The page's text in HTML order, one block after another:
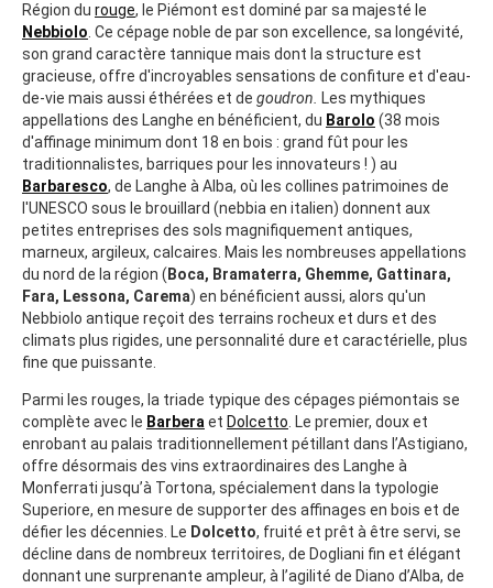
Région du rouge, le Piémont est dominé par sa majesté le
Nebbiolo. Ce cépage noble de par son excellence, sa longévité,
son grand caractère tannique mais dont la structure est
gracieuse, offre d'incroyables sensations de confiture et d'eau-
de-vie mais aussi éthérées et de goudron. Les mythiques
appellations des Langhe en bénéficient, du Barolo (38 mois
d'affinage minimum dont 18 en bois : grand fût pour les
traditionnalistes, barriques pour les innovateurs ! ) au
Barbaresco, de Langhe à Alba, où les collines patrimoines de
l'UNESCO sous le brouillard (nebbia en italien) donnent aux
petites entreprises des sols magnifiquement antiques,
marneux, argileux, calcaires. Mais les nombreuses appellations
du nord de la région ( Boca, Bramaterra, Ghemme, Gattinara,
Fara, Lessona, Carema) en bénéficient aussi, alors qu'un
Nebbiolo antique reçoit des terrains rocheux et durs et des
climats plus rigides, une personnalité dure et caractérielle, plus
fine que puissante.
Parmi les rouges, la triade typique des cépages piémontais se
complète avec le Barberaet Dolcetto. Le premier, doux et
enrobant au palais traditionnellement pétillant dans l’Astigiano,
offre désormais des vins extraordinaires des Langhe à
Monferrati jusqu’à Tortona, spécialement dans la typologie
Superiore, en mesure de supporter des affinages en bois et de
défier les décennies. Le Dolcetto, fruité et prêt à être servi, se
décline dans de nombreux territoires, de Dogliani fin et élégant
donnant une surprenante ampleur, à l’agilité de Diano d’Alba, de